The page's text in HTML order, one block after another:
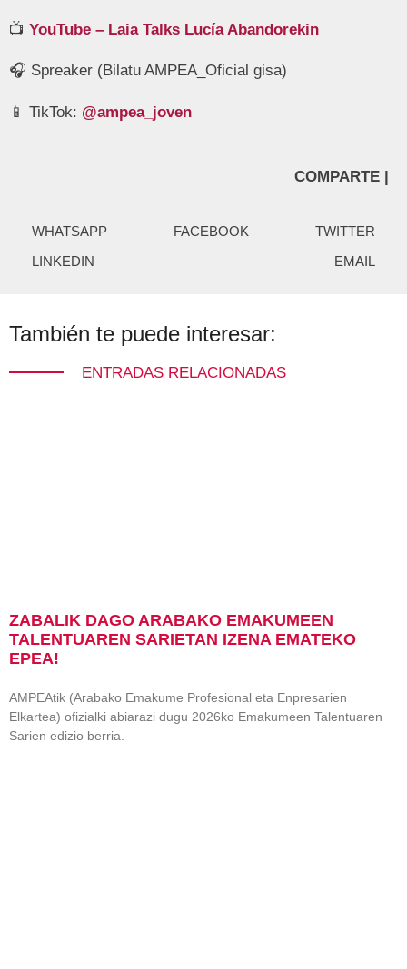
📺 YouTube – Laia Talks Lucía Abandorekin
🎧 Spreaker (Bilatu AMPEA_Oficial gisa)
📱 TikTok: @ampea_joven
COMPARTE |
WHATSAPP FACEBOOK
TWITTER
LINKEDIN
EMAIL
También te puede interesar:
ENTRADAS RELACIONADAS
ZABALIK DAGO ARABAKO EMAKUMEEN
TALENTUAREN SARIETAN IZENA EMATEKO
EPEA!
AMPEAtik (Arabako Emakume Profesional eta Enpresarien
Elkartea) ofizialki abiarazi dugu 2026ko Emakumeen Talentuaren
Sarien edizio berria.